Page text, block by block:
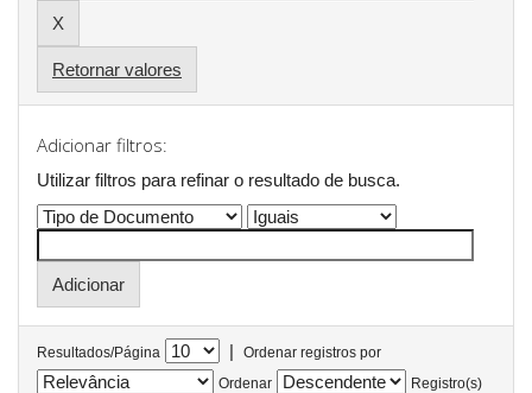
Retornar valores
Adicionar filtros:
Utilizar filtros para refinar o resultado de busca.
Resultados/Página |
Ordenar registros por
Ordenar
Registro(s)